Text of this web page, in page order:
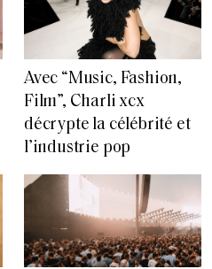
Avec “Music, Fashion,
Film”, Charli xcx
décrypte la célébrité et
l’industrie pop